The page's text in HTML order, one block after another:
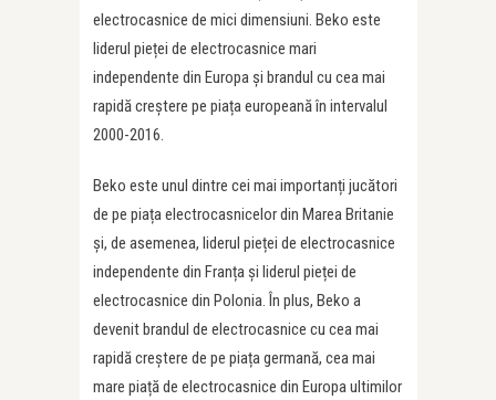
electrocasnice de mici dimensiuni. Beko este
liderul pieței de electrocasnice mari
independente din Europa și brandul cu cea mai
rapidă creștere pe piața europeană în intervalul
2000-2016.
Beko este unul dintre cei mai importanți jucători
de pe piața electrocasnicelor din Marea Britanie
și, de asemenea, liderul pieței de electrocasnice
independente din Franța și liderul pieței de
electrocasnice din Polonia. În plus, Beko a
devenit brandul de electrocasnice cu cea mai
rapidă creștere de pe piața germană, cea mai
mare piață de electrocasnice din Europa ultimilor